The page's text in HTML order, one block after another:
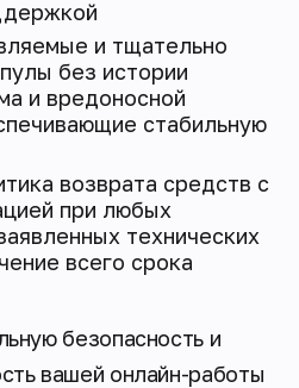
и тщательно
без истории
и вредоносной
стабильную
возврата средств с
при любых
технических
всего срока
безопасность и
вашей онлайн-работы